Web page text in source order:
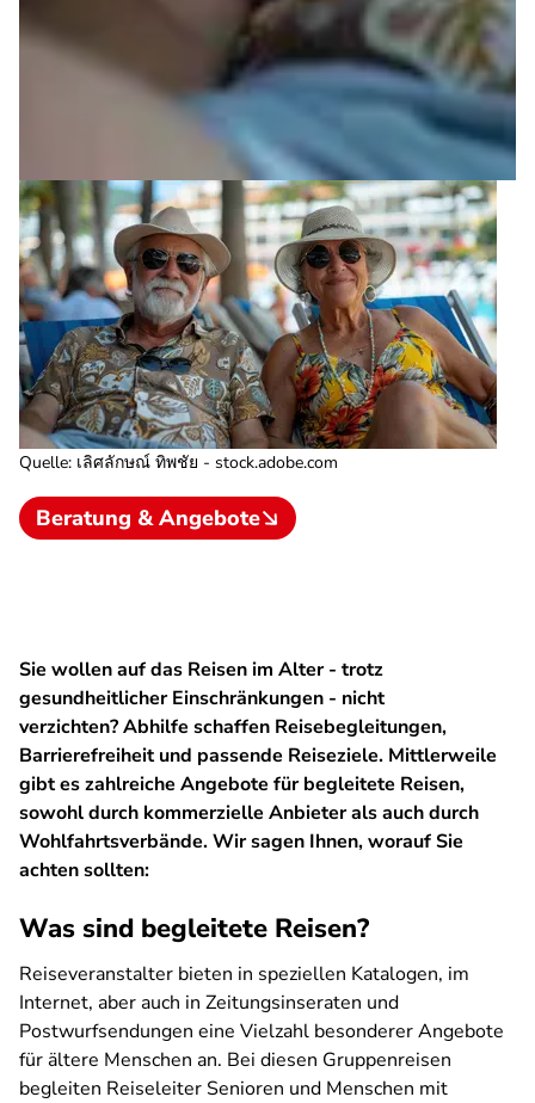
Quelle: เลิศลักษณ์ ทิพชัย - stock.adobe.com
Beratung & Angebote
Sie wollen auf das Reisen im Alter - trotz
gesundheitlicher Einschränkungen - nicht
verzichten? Abhilfe schaffen Reisebegleitungen,
Barrierefreiheit und passende Reiseziele. Mittlerweile
gibt es zahlreiche Angebote für begleitete Reisen,
sowohl durch kommerzielle Anbieter als auch durch
Wohlfahrtsverbände. Wir sagen Ihnen, worauf Sie
achten sollten:
Was sind begleitete Reisen?
Reiseveranstalter bieten in speziellen Katalogen, im
Internet, aber auch in Zeitungsinseraten und
Postwurfsendungen eine Vielzahl besonderer Angebote
für ältere Menschen an. Bei diesen Gruppenreisen
begleiten Reiseleiter Senioren und Menschen mit